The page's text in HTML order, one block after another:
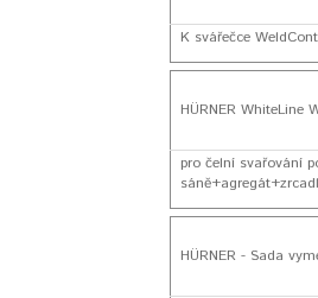
K svářečce
HÜRNER WhiteLine
pro čelní svařování
HÜRNER - Sada